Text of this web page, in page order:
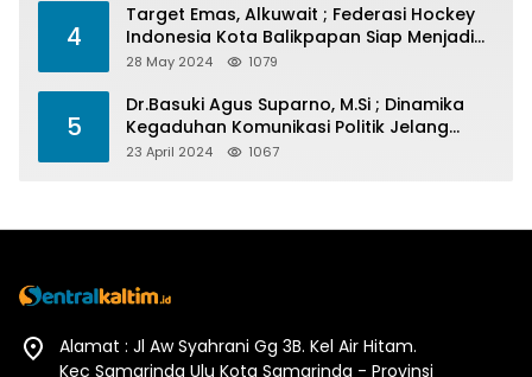
4
Target Emas, Alkuwait ; Federasi Hockey
Indonesia Kota Balikpapan Siap Menjadi
Barometer Prestasi Di Kaltim
28 May 2024 1079
5
Dr.Basuki Agus Suparno, M.Si ; Dinamika
Kegaduhan Komunikasi Politik Jelang
Pesta Politik 2024
23 April 2024 1067
Alamat : Jl Aw Syahrani Gg 3B. Kel Air Hitam.
Kec Samarinda Ulu Kota Samarinda - Provinsi